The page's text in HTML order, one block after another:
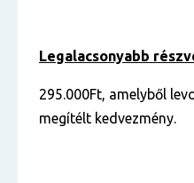
Legalacsonyabb
295.000Ft, amelyből
megítélt kedvezmény.